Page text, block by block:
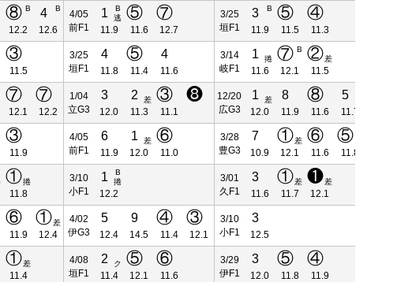
⑧ B
12.2
4 B
12.6
4/05
前F1
1
B
逃
11.9
⑤
11.6
⑦
12.7
3/25
垣F1
3 B
11.9
⑤
11.5
④
11.3
③
11.5
3/25
垣F1
4
11.8
⑤
11.4
4
11.6
3/14
岐F1
1 捲
11.6
⑦ B
12.1
②差
11.5
⑦
12.1
⑦
12.2
1/04
立G3
3
12.0
2 差
11.3
③
11.1
❽
12/20
広G3
1 差
12.0
8
11.9
⑧
11.6
5
11.7
③
11.9
4/05
前F1
6
11.9
1 差
12.0
⑥
11.0
3/28
豊G3
7
10.9
①差
12.1
⑥
11.6
⑤
11.8
①捲
11.8
3/10
小F1
1
B
捲
12.2
3/01
久F1
3
11.6
①差
11.7
❶差
12.1
⑥
11.9
①差
12.4
4/02
伊G3
5
12.4
9
14.5
④
11.4
③
12.1
3/10
小F1
3
12.5
①差
11.4
4/08
垣F1
2 ク
11.4
⑤
12.1
⑥
11.6
3/29
伊F1
3
12.0
⑤
11.8
④
11.9